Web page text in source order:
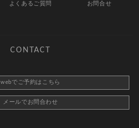
よくあるご質問
お問合せ
CONTACT
webでご予約はこちら
メールでお問合わせ